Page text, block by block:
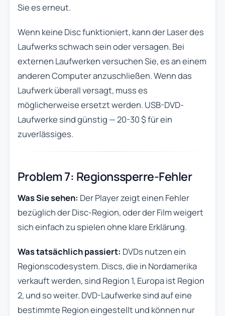
Sie es erneut.
Wenn keine Disc funktioniert, kann der Laser des
Laufwerks schwach sein oder versagen. Bei
externen Laufwerken versuchen Sie, es an einem
anderen Computer anzuschließen. Wenn das
Laufwerk überall versagt, muss es
möglicherweise ersetzt werden. USB-DVD-
Laufwerke sind günstig — 20-30 $ für ein
zuverlässiges.
Problem 7: Regionssperre-Fehler
Was Sie sehen: Der Player zeigt einen Fehler
bezüglich der Disc-Region, oder der Film weigert
sich einfach zu spielen ohne klare Erklärung.
Was tatsächlich passiert: DVDs nutzen ein
Regionscodesystem. Discs, die in Nordamerika
verkauft werden, sind Region 1, Europa ist Region
2, und so weiter. DVD-Laufwerke sind auf eine
bestimmte Region eingestellt und können nur